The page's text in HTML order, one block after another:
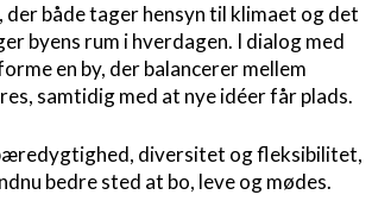
både tager hensyn til klimaet og det
byens rum i hverdagen. I dialog med
en by, der balancerer mellem
samtidig med at nye idéer får plads.
diversitet og fleksibilitet,
bedre sted at bo, leve og mødes.